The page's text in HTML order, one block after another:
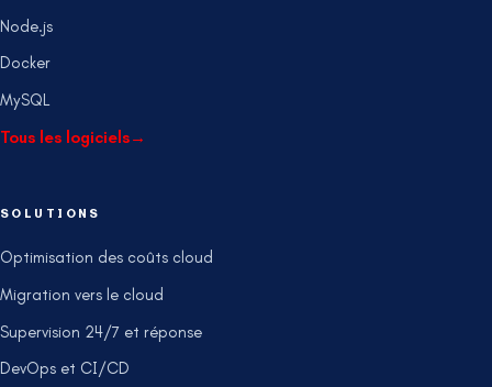
Node.js
Docker
MySQL
Tous les logiciels→
SOLUTIONS
Optimisation des coûts cloud
Migration vers le cloud
Supervision 24/7 et réponse
DevOps et CI/CD